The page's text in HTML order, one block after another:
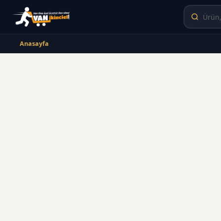
Anasayfa